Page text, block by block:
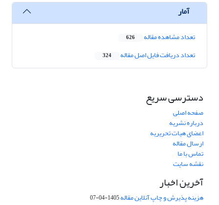
آمار
تعداد مشاهده مقاله 626
تعداد دریافت فایل اصل مقاله 324
دسترسی سریع
صفحه اصلی
درباره نشریه
اعضای هیات تحریریه
ارسال مقاله
تماس با ما
نقشه سایت
آخرین اخبار
هزینه پذیرش و چاپ آنلاین مقاله1405-04-07